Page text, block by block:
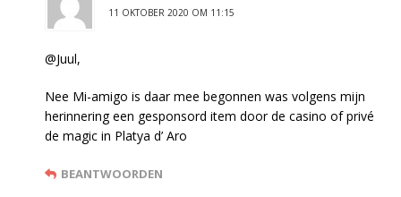
11 OKTOBER 2020 OM 11:15
@Juul,
Nee Mi-amigo is daar mee begonnen was volgens mijn
herinnering een gesponsord item door de casino of privé
de magic in Platya d’ Aro
BEANTWOORDEN